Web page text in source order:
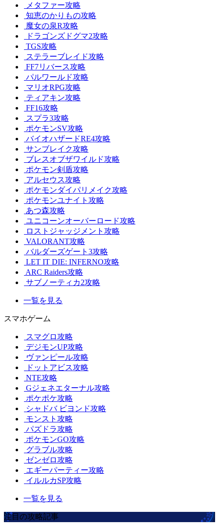
メタファー攻略
知恵のかりもの攻略
魔女の泉R攻略
ドラゴンズドグマ2攻略
TGS攻略
ステラーブレイド攻略
FF7リバース攻略
パルワールド攻略
マリオRPG攻略
ティアキン攻略
FF16攻略
スプラ3攻略
ポケモンSV攻略
バイオハザードRE4攻略
サンブレイク攻略
ブレスオブザワイルド攻略
ポケモン剣盾攻略
アルセウス攻略
ポケモンダイパリメイク攻略
ポケモンユナイト攻略
あつ森攻略
ユニコーンオーバーロード攻略
ロストジャッジメント攻略
VALORANT攻略
バルダーズゲート3攻略
LET IT DIE: INFERNO攻略
ARC Raiders攻略
サブノーティカ2攻略
一覧を見る
スマホゲーム
スマグロ攻略
デジモンUP攻略
ヴァンピール攻略
ドットアビス攻略
NTE攻略
Gジェネエターナル攻略
ポケポケ攻略
シャドバ ビヨンド攻略
モンスト攻略
パズドラ攻略
ポケモンGO攻略
グラブル攻略
ゼンゼロ攻略
エギーパーティー攻略
イルルカSP攻略
一覧を見る
注目の攻略記事